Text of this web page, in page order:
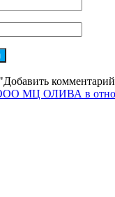
МЦ ОЛИВА в